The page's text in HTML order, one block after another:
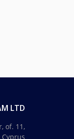
LTD
of. 11,
Cyprus